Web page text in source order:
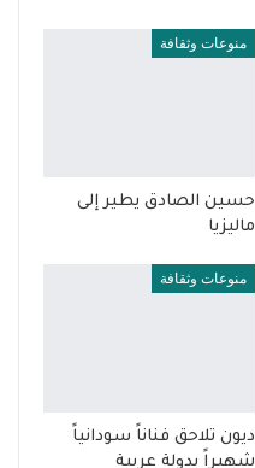
منوعات وثقافة
حسين الصادق يطير إلى
ماليزيا
منوعات وثقافة
ديون تلاحق فناناً سودانياً
شهيراً بدولة عربية